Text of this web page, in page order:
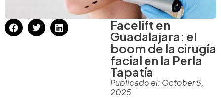
Facelift en
Guadalajara: el
boom de la cirugía
facial en la Perla
Tapatía
Publicado el: October 5,
2025